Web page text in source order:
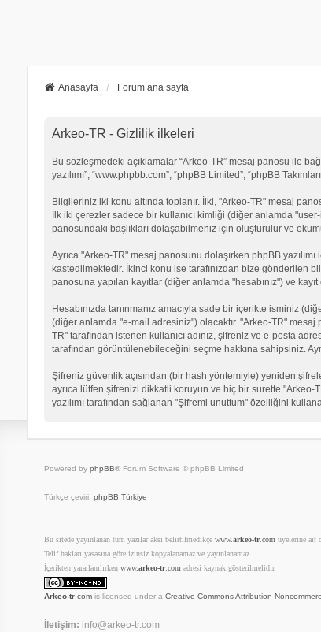
Anasayfa Forum ana sayfa
Arkeo-TR - Gizlilik ilkeleri
Bu sözleşmedeki açıklamalar “Arkeo-TR” mesaj panosu ile
yazılımı”, “www.phpbb.com”, “phpBB Limited”, “phpBB
Bilgileriniz iki konu altında toplanır. İlki, "Arkeo-TR" mesaj
İlk iki çerezler sadece bir kullanıcı kimliği (diğer anlamda
panosundaki başlıkları dolaşabilmeniz için oluşturulur ve
Ayrıca "Arkeo-TR" mesaj panosunu dolaşırken phpBB
kastedilmektedir. İkinci konu ise tarafınızdan bize gönderilen
panosuna yapılan kayıtlar (diğer anlamda "hesabınız") ve
Hesabınızda tanınmanız amacıyla sade bir içerikte isminiz
(diğer anlamda "e-mail adresiniz") olacaktır. "Arkeo-TR" mesaj
TR" tarafından istenen kullanıcı adınız, şifreniz ve e-posta
tarafından görüntülenebileceğini seçme hakkına sahipsiniz.
Şifreniz güvenlik açısından (bir hash yöntemiyle) yeniden
ayrıca lütfen şifrenizi dikkatli koruyun ve hiç bir surette "Arkeo-
yazılımı tarafından sağlanan "Şifremi unuttum" özelliğini
Powered by phpBB® Forum Software © phpBB Limited
Türkçe çeviri: phpBB Türkiye
Bu sitede yayınlanan tüm yazılar aksi belirtilmedikçe www.arkeo-tr.com üyelerine ait
Telif hakları yasasına göre izinsiz kopyalanamaz ve yayınlanamaz.
İçerikten yararlanılırken www.arkeo-tr.com adresi kaynak gösterilmelidir.
Arkeo-tr.comis licensed under a Creative Commons Attribution-
İletişim: info@arkeo-tr.com